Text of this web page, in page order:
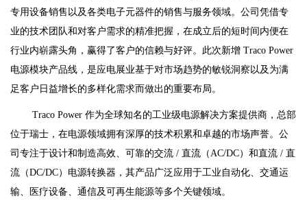
专用设备销售以及各类电子元器件的销售与服务领域。公司凭借专
业的技术团队和对客户需求的精准把握，在成立后的短时间内便在
行业内崭露头角，赢得了客户的信赖与好评。此次新增 Traco Power
电源模块产品线，是应电展业基于对市场趋势的敏锐洞察以及为满
足客户日益增长的多样化需求而做出的重要布局。
Traco Power 作为全球知名的工业级电源解决方案提供商，总部
位于瑞士，在电源领域拥有深厚的技术积累和卓越的市场声誉。公
司专注于设计和制造高效、可靠的交流 / 直流（AC/DC）和直流 / 直
流（DC/DC）电源转换器，其产品广泛应用于工业自动化、交通运
输、医疗设备、通信及可再生能源等多个关键领域。